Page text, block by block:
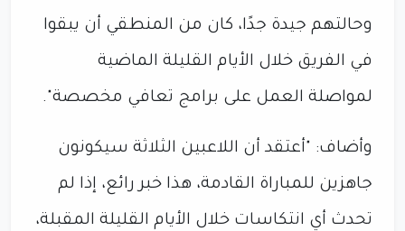
وحالتهم جيدة جدًا، كان من المنطقي أن يبقوا
في الفريق خلال الأيام القليلة الماضية
لمواصلة العمل على برامج تعافي مخصصة".
وأضاف: "أعتقد أن اللاعبين الثلاثة سيكونون
جاهزين للمباراة القادمة، هذا خبر رائع، إذا لم
تحدث أي انتكاسات خلال الأيام القليلة المقبلة،